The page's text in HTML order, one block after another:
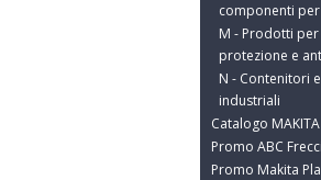
componenti
M - Prodotti per
protezione e
N - Contenitori
industriali
Catalogo MAKITA
Promo ABC
Promo Makita